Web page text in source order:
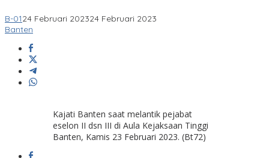
B-0124 Februari 202324 Februari 2023
Banten
Kajati Banten saat melantik pejabat
eselon II dsn III di Aula Kejaksaan Tinggi
Banten, Kamis 23 Februari 2023. (Bt72)